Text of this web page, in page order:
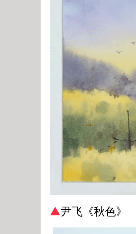
▲尹飞 《秋色》